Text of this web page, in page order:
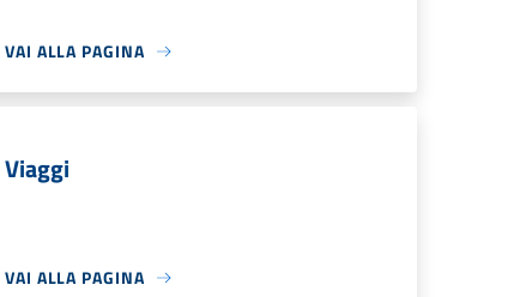
VAI ALLA PAGINA
Viaggi
VAI ALLA PAGINA